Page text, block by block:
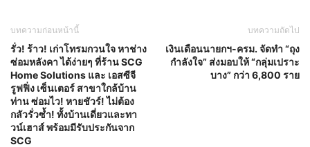
บทความก่อนหน้านี้
รั่ว! ร้าว! เก่าโทรมกวนใจ หาช่าง
ซ่อมหลังคา ได้ง่ายๆ ที่ร้าน SCG
Home Solutions และ เอสซีจี
รูฟฟิ่ง เซ็นเตอร์ สาขาใกล้บ้าน
ท่าน ซ่อมไว! หายชัวร์! ไม่ต้อง
กลัวรั่วซ้ำ! ทั้งบ้านเดี่ยวและทา
วน์เฮาส์ พร้อมมีรับประกันจาก
SCG
บทความถัดไป
เงินเดือนนายกฯ-ครม. จัดทำ “ถุง
กำลังใจ” ส่งมอบให้ “กลุ่มเปราะ
บาง” กว่า 6,800 ราย